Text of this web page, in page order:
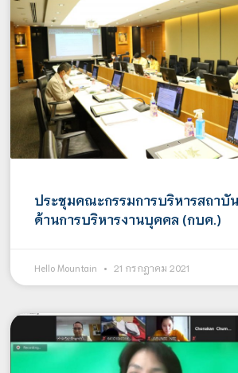
ประชุมคณะกรรมการบริหารสถาบัน
ด้านการบริหารงานบุคคล (กบค.)
Hello Mountain 21 กรกฎาคม 2021